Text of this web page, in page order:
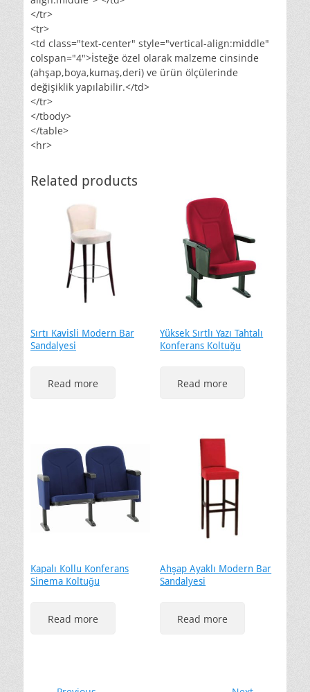
</tr>
<tr>
<td class="text-center" style="vertical-align:middle"
colspan="4">İsteğe özel olarak malzeme cinsinde
(ahşap,boya,kumaş,deri) ve ürün ölçülerinde
değişiklik yapılabilir.</td>
</tr>
</tbody>
</table>
<hr>
Related products
Sırtı Kavisli Modern Bar
Sandalyesi
Read more
Yüksek Sırtlı Yazı Tahtalı
Konferans Koltuğu
Read more
Kapalı Kollu Konferans
Sinema Koltuğu
Read more
Ahşap Ayaklı Modern Bar
Sandalyesi
Read more